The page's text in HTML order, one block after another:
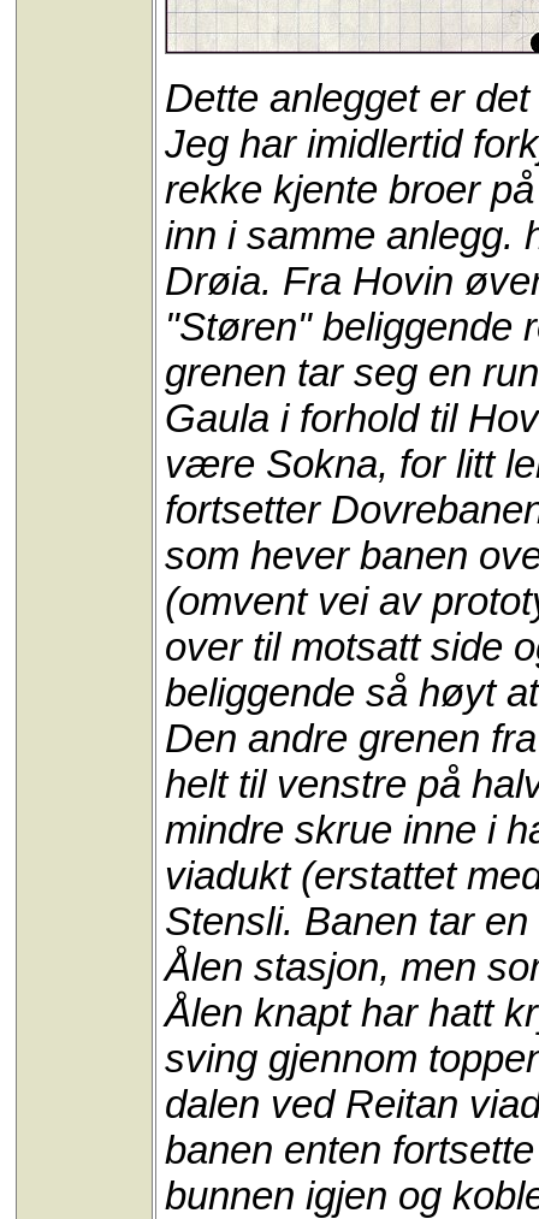
Dette anlegget er
Jeg har imidlertid
rekke kjente broer
inn i samme anlegg.
Drøia. Fra Hovin
"Støren" beliggende
grenen tar seg en
Gaula i forhold til
være Sokna, for litt
fortsetter
som hever banen
(omvent vei av
over til motsatt side
beliggende så høyt
Den andre grenen
helt til venstre på
mindre skrue inne i
viadukt (erstattet
Stensli. Banen tar
Ålen stasjon, men
Ålen knapt har hatt
sving gjennom
dalen ved Reitan
banen enten
bunnen igjen og